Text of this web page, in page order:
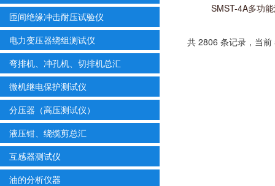
匝间绝缘冲击耐压试验仪
电力变压器绕组测试仪
弯排机、冲孔机、切排机总汇
微机继电保护测试仪
分压器（高压测试仪）
液压钳、绕缆剪总汇
互感器测试仪
油的分析仪器
SMST-4A多功
共 2806 条记录，当